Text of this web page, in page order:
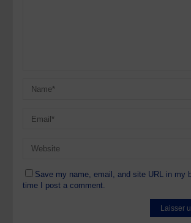
Save my name, email, and site URL in my
time I post a comment.